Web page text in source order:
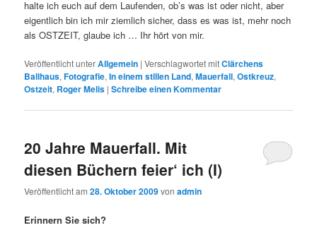
halte ich euch auf dem Laufenden, ob’s was ist oder nicht, aber
eigentlich bin ich mir ziemlich sicher, dass es was ist, mehr noch
als OSTZEIT, glaube ich … Ihr hört von mir.
Veröffentlicht unterAllgemein |Verschlagwortet mitClärchens
Ballhaus,Fotografie,In einem stillen Land,Mauerfall,Ostkreuz,
Ostzeit, Roger Melis |Schreibe einen Kommentar
20 Jahre Mauerfall. Mit
diesen Büchern feier‘ ich (I)
Veröffentlicht am28. Oktober 2009vonadmin
Erinnern Sie sich?